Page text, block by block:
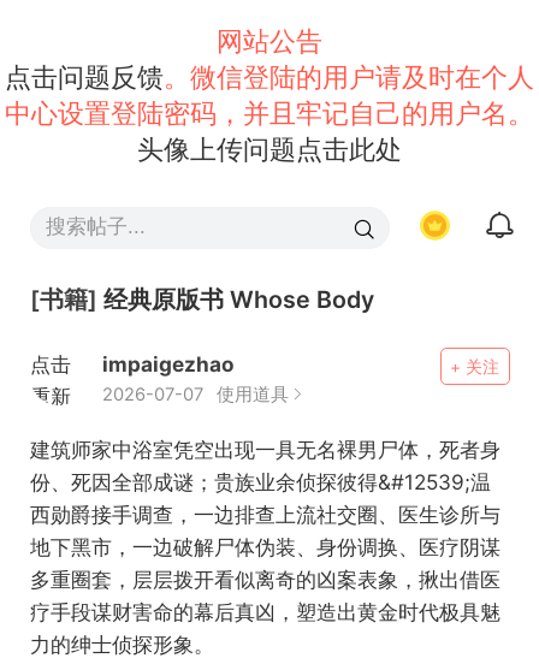
网站公告
点击问题反馈。微信登陆的用户请及时在个人
中心设置登陆密码，并且牢记自己的用户名。
头像上传问题点击此处
[书籍] 经典原版书 Whose Body
+ 关注
点击
重新
impaigezhao
2026-07-07 使用道具
建筑师家中浴室凭空出现一具无名裸男尸体，死者身
份、死因全部成谜；贵族业余侦探彼得&#12539;温
西勋爵接手调查，一边排查上流社交圈、医生诊所与
地下黑市，一边破解尸体伪装、身份调换、医疗阴谋
多重圈套，层层拨开看似离奇的凶案表象，揪出借医
疗手段谋财害命的幕后真凶，塑造出黄金时代极具魅
力的绅士侦探形象。